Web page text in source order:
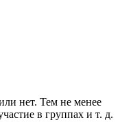
нет. Тем не менее
в группах и т. д.